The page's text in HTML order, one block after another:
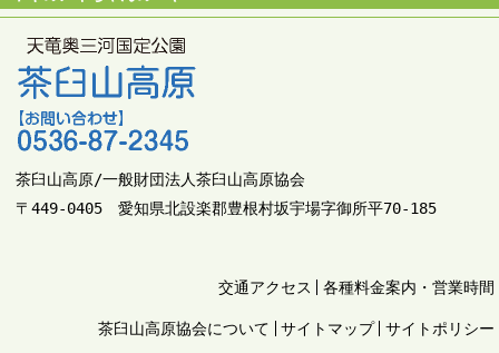
茶臼山高原/一般財団法人茶臼山高原協会
〒449-0405 愛知県北設楽郡豊根村坂宇場字御所平70-185
交通アクセス 各種料金案内・営業時間
茶臼山高原協会について サイトマップ サイトポリシー